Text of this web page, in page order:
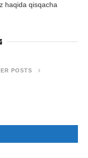
haqida qisqacha
POSTS